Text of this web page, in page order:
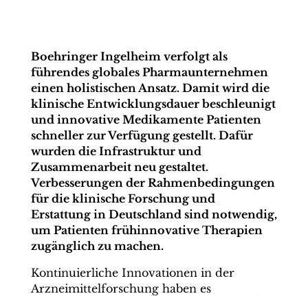
Boehringer Ingelheim verfolgt als
führendes globales Pharmaunternehmen
einen holistischen Ansatz. Damit wird die
klinische Entwicklungsdauer beschleunigt
und innovative Medikamente Patienten
schneller zur Verfügung gestellt. Dafür
wurden die Infrastruktur und
Zusammenarbeit neu gestaltet.
Verbesserungen der Rahmenbedingungen
für die klinische Forschung und
Erstattung in Deutschland sind notwendig,
um Patienten frühinnovative Therapien
zugänglich zu machen.
Kontinuierliche Innovationen in der
Arzneimittelforschung haben es